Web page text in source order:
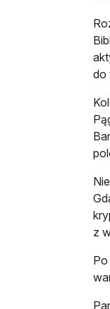
do
z